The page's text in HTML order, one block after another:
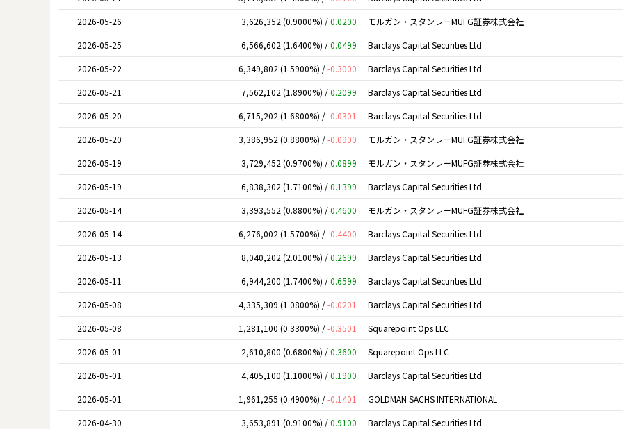
2026-05-26
3,626,352 (0.9000%) /0.0200 モルガン・スタンレーMUFG証券株式会社
2026-05-25
6,566,602 (1.6400%) /0.0499 Barclays Capital Securities Ltd
2026-05-22
6,349,802 (1.5900%) /-0.3000 Barclays Capital Securities Ltd
2026-05-21
7,562,102 (1.8900%) /0.2099 Barclays Capital Securities Ltd
2026-05-20
6,715,202 (1.6800%) /-0.0301 Barclays Capital Securities Ltd
2026-05-20
3,386,952 (0.8800%) /-0.0900 モルガン・スタンレーMUFG証券株式会社
2026-05-19
3,729,452 (0.9700%) /0.0899 モルガン・スタンレーMUFG証券株式会社
2026-05-19
6,838,302 (1.7100%) /0.1399 Barclays Capital Securities Ltd
2026-05-14
3,393,552 (0.8800%) /0.4600 モルガン・スタンレーMUFG証券株式会社
2026-05-14
6,276,002 (1.5700%) /-0.4400 Barclays Capital Securities Ltd
2026-05-13
8,040,202 (2.0100%) /0.2699 Barclays Capital Securities Ltd
2026-05-11
6,944,200 (1.7400%) /0.6599 Barclays Capital Securities Ltd
2026-05-08
4,335,309 (1.0800%) /-0.0201 Barclays Capital Securities Ltd
2026-05-08
1,281,100 (0.3300%) /-0.3501 Squarepoint Ops LLC
2026-05-01
2,610,800 (0.6800%) /0.3600 Squarepoint Ops LLC
2026-05-01
4,405,100 (1.1000%) /0.1900 Barclays Capital Securities Ltd
2026-05-01
1,961,255 (0.4900%) /-0.1401 GOLDMAN SACHS INTERNATIONAL
2026-04-30
3,653,891 (0.9100%) /0.9100 Barclays Capital Securities Ltd